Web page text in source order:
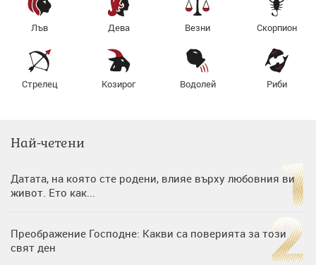
Лъв Дева Везни Скорпион
Стрелец Козирог Водолей Риби
Най-четени
Датата, на която сте родени, влияе върху любовния ви
живот. Ето как...
Преображение Господне: Какви са поверията за този
свят ден